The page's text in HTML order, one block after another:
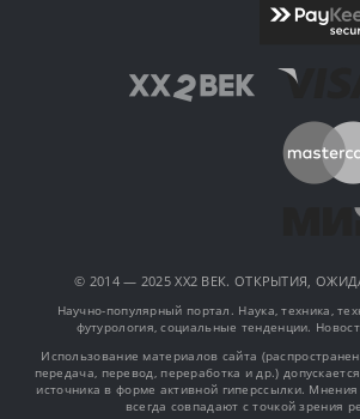
© 2014 — 2025 XX2 ВЕК. ОТКРЫТИЯ,
Научно-популярный портал. Наука, техника,
футурология, социальные тенденции.
Использование материалов сайта
передача, перевод, переработка и др.)
источника в форме активной гиперссылки.
всегда совпадают с точкой зрения